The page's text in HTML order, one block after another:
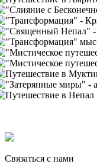
Связаться с нами